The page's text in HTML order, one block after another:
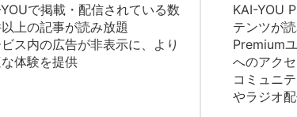
で掲載・配信されている数
上の記事が読み放題
ス内の広告が非表示に、より
体験を提供
KAI-YOU
テンツが
Premium
へのアク
コミュニ
やラジオ